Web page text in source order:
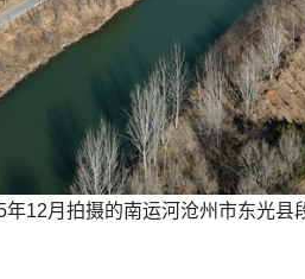
年12月拍摄的南运河沧州市东光县